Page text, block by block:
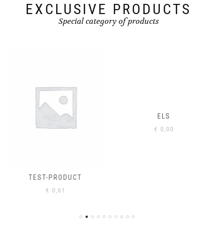
EXCLUSIVE PRODUCTS
Special category of products
TEST-PRODUCT
€0,61
ELS
€0,00